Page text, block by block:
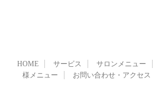
HOME サービス サロンメニュー
様メニュー
お問い合わせ・アクセス